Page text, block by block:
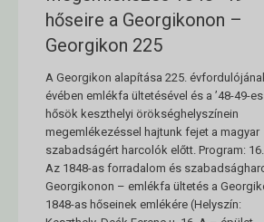
hőseire a Georgikonon –
Georgikon 225
A Georgikon alapítása 225.
évében emlékfa ültetésével és a ’48-49-es
hősök keszthelyi örökséghelyszínein
megemlékezéssel hajtunk fejet a magyar
szabadságért harcolók előtt. Program:
Az 1848-as forradalom és
Georgikonon – emlékfa ültetés a
1848-as hőseinek emlékére (Helyszín: